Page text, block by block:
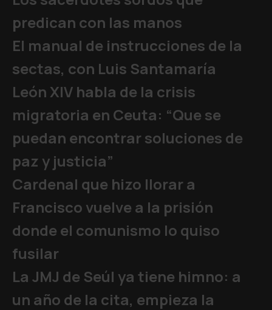
predican con las manos
El manual de instrucciones de la
sectas, con Luis Santamaría
León XIV habla de la crisis
migratoria en Ceuta: “Que se
puedan encontrar soluciones de
paz y justicia”
Cardenal que hizo llorar a
Francisco vuelve a la prisión
donde el comunismo lo quiso
fusilar
La JMJ de Seúl ya tiene himno: a
un año de la cita, empieza la